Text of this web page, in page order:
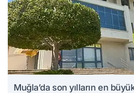
Muğla’da son yılların en